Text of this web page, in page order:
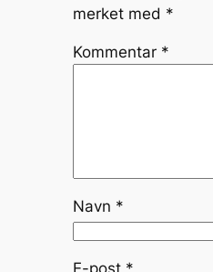
merket med *
Kommentar *
Navn *